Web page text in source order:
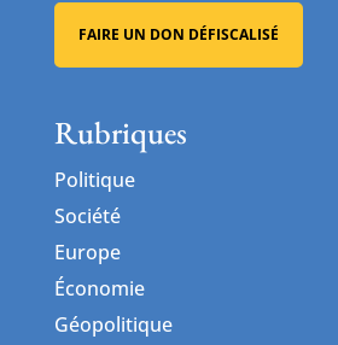
FAIRE UN DON DÉFISCALISÉ
Rubriques
Politique
Société
Europe
Économie
Géopolitique